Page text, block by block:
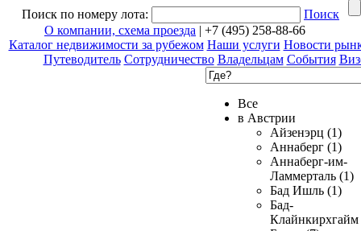
Поиск по номеру лота:
Поиск
О компании, схема проезда | +7 (495) 258-88-66
Каталог недвижимости за рубежом Наши услуги Новости
Путеводитель Сотрудничество Владельцам События
Все
в Австрии
Айзенэрц (1)
Аннаберг (1)
Аннаберг-им-
Ламмерталь (1)
Бад Ишль (1)
Бад-
Клайнкирхгайм